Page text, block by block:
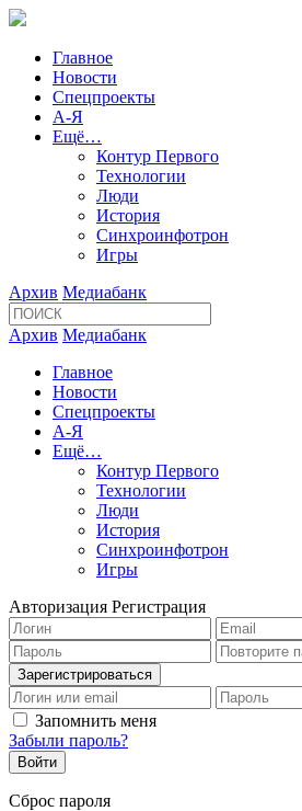
Главное
Новости
Спецпроекты
А-Я
Ещё…
Контур Первого
Технологии
Люди
История
Синхроинфотрон
Игры
Архив Медиабанк
Архив Медиабанк
Главное
Новости
Спецпроекты
А-Я
Ещё…
Контур Первого
Технологии
Люди
История
Синхроинфотрон
Игры
Авторизация Регистрация
Запомнить меня
Забыли пароль?
Сброс пароля